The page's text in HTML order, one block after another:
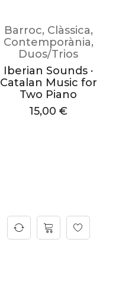
Barroc, Clàssica,
Contemporània,
Duos/Trios
Iberian Sounds ·
Catalan Music for
Two Piano
15,00 €